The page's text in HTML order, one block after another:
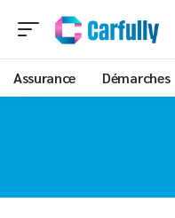
Assurance Démarches